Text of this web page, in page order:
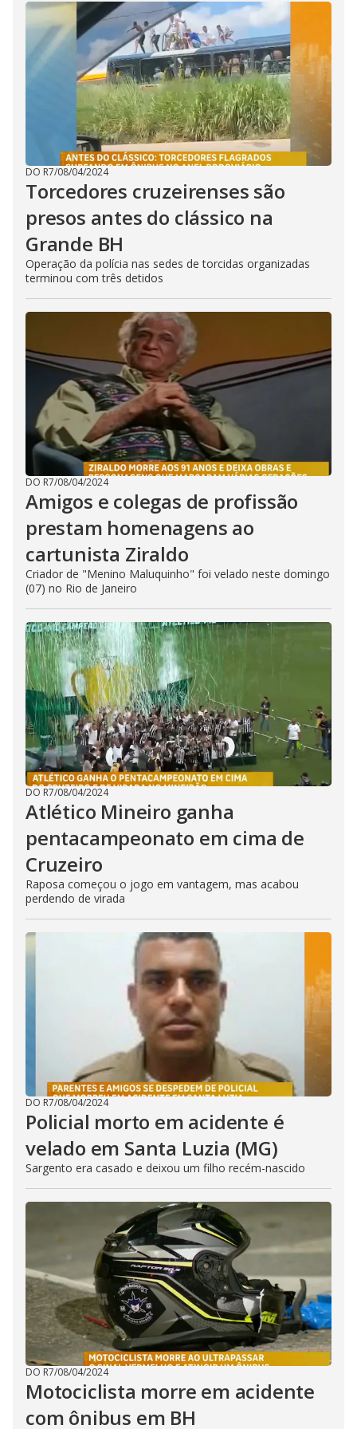
d
e
o
DO R7/08/04/2024
Torcedores cruzeirenses são
presos antes do clássico na
Grande BH
Operação da polícia nas sedes de torcidas organizadas
terminou com três detidos
DO R7/08/04/2024
Amigos e colegas de profissão
prestam homenagens ao
cartunista Ziraldo
Criador de "Menino Maluquinho" foi velado neste domingo
(07) no Rio de Janeiro
DO R7/08/04/2024
Atlético Mineiro ganha
pentacampeonato em cima de
Cruzeiro
Raposa começou o jogo em vantagem, mas acabou
perdendo de virada
DO R7/08/04/2024
Policial morto em acidente é
velado em Santa Luzia (MG)
Sargento era casado e deixou um filho recém-nascido
DO R7/08/04/2024
Motociclista morre em acidente
com ônibus em BH